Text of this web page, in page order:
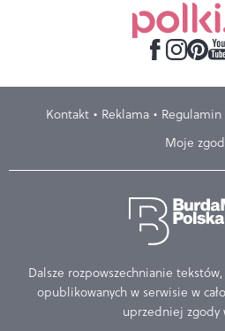
Kontakt Reklama Regulamin
Moje
Dalsze rozpowszechnianie
opublikowanych w serwisie w
uprzedniej zgody